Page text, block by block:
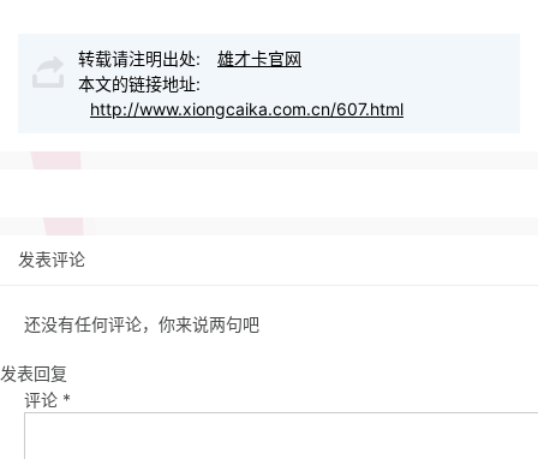
转载请注明出处:
雄才卡官网
本文的链接地址:
http://www.xiongcaika.com.cn/607.html
发表评论
还没有任何评论，你来说两句吧
发表回复
评论 *